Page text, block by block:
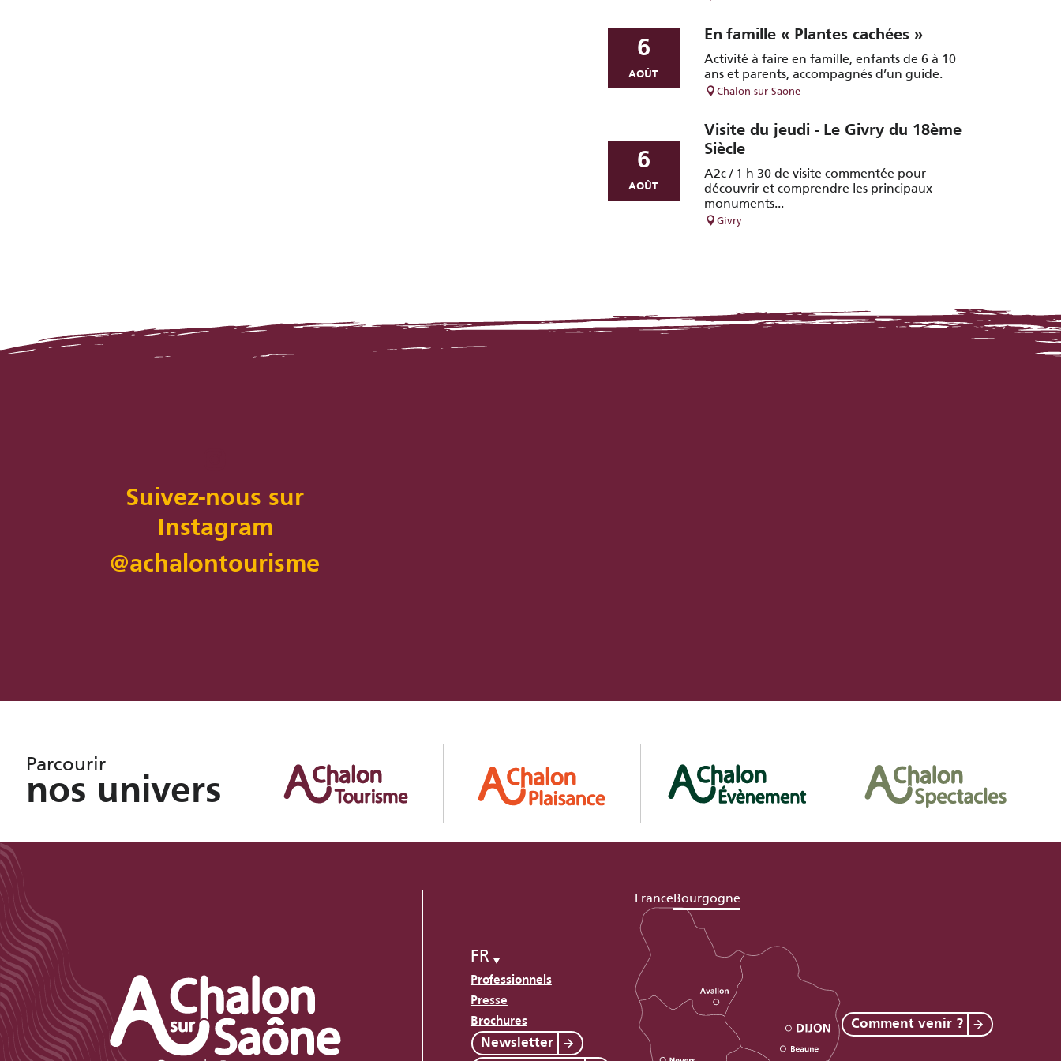
6
AOÛT
En famille « Plantes cachées »
Activité à faire en famille, enfants de 6 à 10
ans et parents, accompagnés d’un guide.
Chalon-sur-Saône
6
AOÛT
Visite du jeudi - Le Givry du 18ème
Siècle
A2c / 1 h 30 de visite commentée pour
découvrir et comprendre les principaux
monuments...
Givry
Suivez-nous sur
Instagram
@achalontourisme
Parcourir
nos univers
FR
Professionnels
Presse
Brochures
Newsletter
FranceBourgogne
Comment venir ?